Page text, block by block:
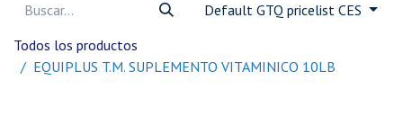
Default GTQ pricelist CES
Todos los productos
EQUIPLUS T.M. SUPLEMENTO VITAMINICO 10LB